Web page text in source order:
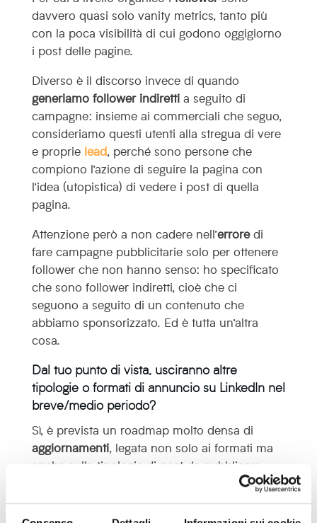
davvero quasi solo vanity metrics, tanto più
con la poca visibilità di cui godono oggigiorno
i post delle pagine.
Diverso è il discorso invece di quando
generiamo follower indirettia seguito di
campagne: insieme ai commerciali che seguo,
consideriamo questi utenti alla stregua di vere
e proprie lead, perché sono persone che
compiono l’azione di seguire la pagina con
l’idea (utopistica) di vedere i post di quella
pagina.
Attenzione però a non cadere nell’erroredi
fare campagne pubblicitarie solo per ottenere
follower che non hanno senso: ho specificato
che sono follower indiretti, cioè che ci
seguono a seguito di un contenuto che
abbiamo sponsorizzato. Ed è tutta un’altra
cosa.
Dal tuo punto di vista, usciranno altre
tipologie o formati di annuncio su LinkedIn nel
breve/medio periodo?
Sì, è prevista un roadmap molto densa di
aggiornamenti, legata non solo ai formati ma
anche sulla tipologia di post da pubblicare.